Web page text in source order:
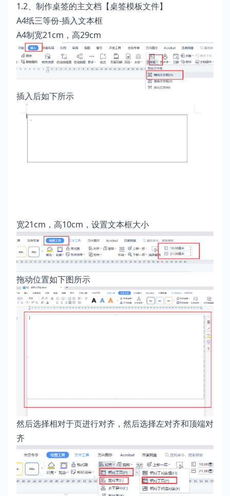
1.2、制作桌签的主文档【桌签模板文件】
A4纸三等份-插入文本框
A4制宽21cm，高29cm
插入后如下所示
宽21cm，高10cm，设置文本框大小
拖动位置如下图所示
然后选择相对于页进行对齐，然后选择左对齐和顶端对
齐